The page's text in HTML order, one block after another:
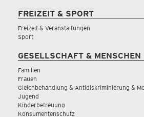
FREIZEIT & SPORT
Freizeit & Veranstaltungen
Sport
GESELLSCHAFT & MENSCHEN
Familien
Frauen
Gleichbehandlung & Antidiskriminierung &
Jugend
Kinderbetreuung
Konsumentenschutz